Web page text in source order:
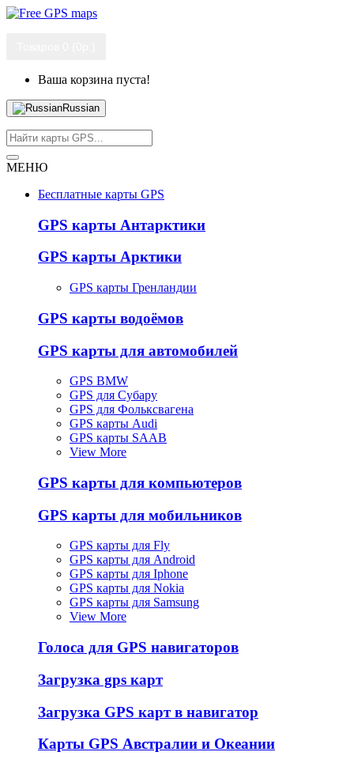
Ваша корзина пуста!
Russian
МЕНЮ
Бесплатные карты GPS
GPS карты Антарктики
GPS карты Арктики
GPS карты Гренландии
GPS карты водоёмов
GPS карты для автомобилей
GPS BMW
GPS для Субару
GPS для Фольксвагена
GPS карты Audi
GPS карты SAAB
View More
GPS карты для компьютеров
GPS карты для мобильников
GPS карты для Fly
GPS карты для Android
GPS карты для Iphone
GPS карты для Nokia
GPS карты для Samsung
View More
Голоса для GPS навигаторов
Загрузка gps карт
Загрузка GPS карт в навигатор
Карты GPS Австралии и Океании